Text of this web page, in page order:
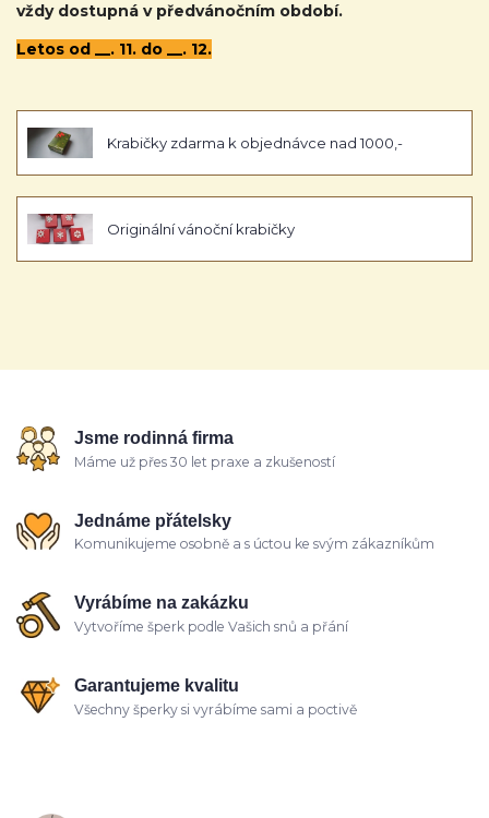
vždy dostupná v předvánočním období.
Letos od __. 11. do __. 12.
Krabičky zdarma k objednávce nad 1000,-
Originální vánoční krabičky
Jsme rodinná firma
Máme už přes 30 let praxe a zkušeností
Jednáme přátelsky
Komunikujeme osobně a s úctou ke svým zákazníkům
Vyrábíme na zakázku
Vytvoříme šperk podle Vašich snů a přání
Garantujeme kvalitu
Všechny šperky si vyrábíme sami a poctivě